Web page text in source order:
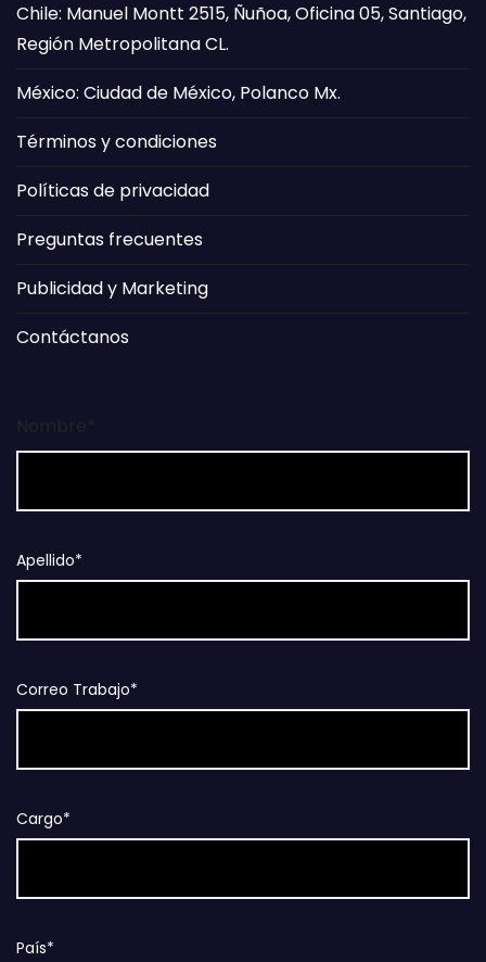
Chile: Manuel Montt 2515, Ñuñoa, Oficina 05, Santiago,
Región Metropolitana CL.
México: Ciudad de México, Polanco Mx.
Términos y condiciones
Políticas de privacidad
Preguntas frecuentes
Publicidad y Marketing
Contáctanos
Apellido*
Correo Trabajo*
Cargo*
País*